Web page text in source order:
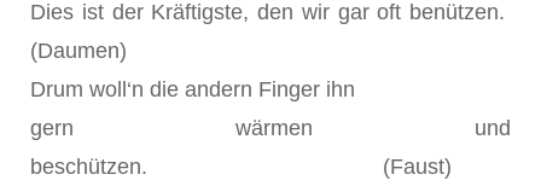
Dies ist der Kräftigste, den wir gar oft benützen.
(Daumen)
Drum woll‘n die andern Finger ihn
gern wärmen und
beschützen. (Faust)